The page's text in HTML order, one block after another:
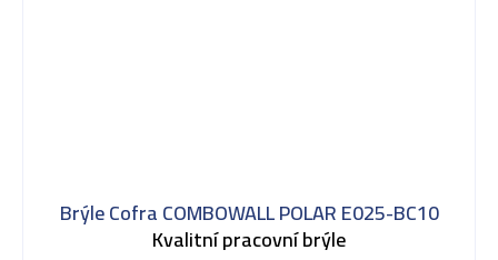
Brýle Cofra COMBOWALL POLAR E025-BC10
Kvalitní pracovní brýle